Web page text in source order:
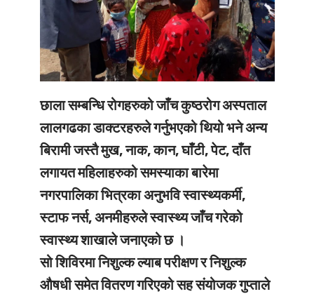
छाला सम्बन्धि रोगहरुको जाँच कुष्ठरोग अस्पताल
लालगढका डाक्टरहरुले गर्नुभएको थियो भने अन्य
बिरामी जस्तै मुख, नाक, कान, घाँटी, पेट, दाँत
लगायत महिलाहरुको समस्याका बारेमा
नगरपालिका भित्रका अनुभवि स्वास्थ्यकर्मी,
स्टाफ नर्स, अनमीहरुले स्वास्थ्य जाँच गरेको
स्वास्थ्य शाखाले जनाएको छ ।
सो शिविरमा निशुल्क ल्याब परीक्षण र निशुल्क
औषधी समेत वितरण गरिएको सह संयोजक गुप्ताले